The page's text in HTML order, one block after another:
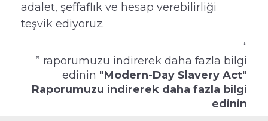
adalet, şeffaflık ve hesap verebilirliği
teşvik ediyoruz.
“
” raporumuzu indirerek daha fazla bilgi
edinin "Modern-Day Slavery Act"
Raporumuzu indirerek daha fazla bilgi
edinin